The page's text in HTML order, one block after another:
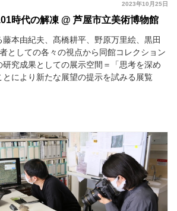
2023年10月25日
時代の解凍 @ 芦屋市立美術博物館
本由紀夫、髙橋耕平、野原万里絵、黒田
としての各々の視点から同館コレクション
究成果としての展示空間＝「思考を深め
により新たな展望の提示を試みる展覧